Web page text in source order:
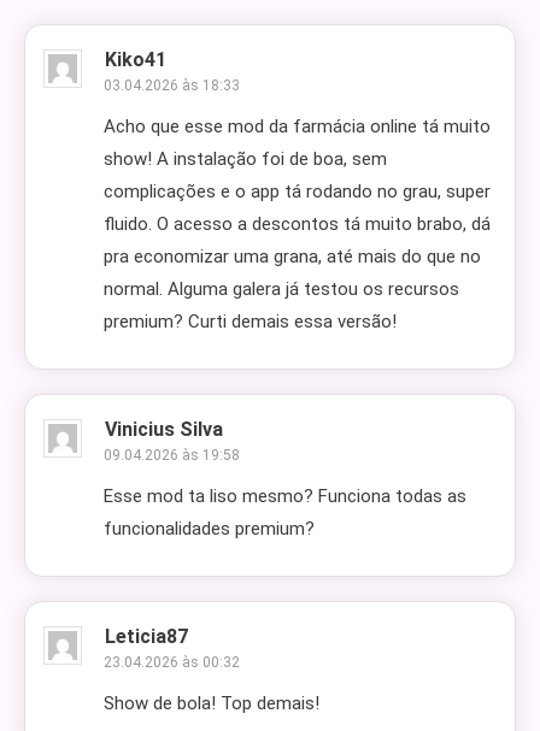
Kiko41
03.04.2026 às 18:33
Acho que esse mod da farmácia online tá muito
show! A instalação foi de boa, sem
complicações e o app tá rodando no grau, super
fluido. O acesso a descontos tá muito brabo, dá
pra economizar uma grana, até mais do que no
normal. Alguma galera já testou os recursos
premium? Curti demais essa versão!
Vinicius Silva
09.04.2026 às 19:58
Esse mod ta liso mesmo? Funciona todas as
funcionalidades premium?
Leticia87
23.04.2026 às 00:32
Show de bola! Top demais!